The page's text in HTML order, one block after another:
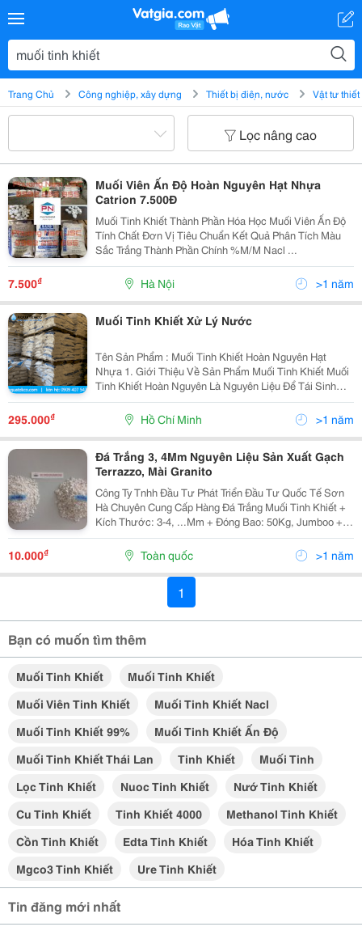
Trang Chủ Công nghiệp, xây dựng Thiết bị điện, nước Vật tư
Lọc nâng cao
Muối Viên Ấn Độ Hoàn Nguyên Hạt Nhựa
Catrion 7.500Đ
Muối Tinh Khiết Thành Phần Hóa Học Muối Viên Ấn Độ
Tính Chất Đơn Vị Tiêu Chuẩn Kết Quả Phân Tích Màu
Sắc Trắng Thành Phần Chính %M/M Nacl ...
7.500₫ Hà Nội >1 năm
Muối Tinh Khiết Xử Lý Nước
Tên Sản Phẩm : Muối Tinh Khiết Hoàn Nguyên Hạt
Nhựa 1. Giới Thiệu Về Sản Phẩm Muối Tinh Khiết Muối
Tinh Khiết Hoàn Nguyên Là Nguyên Liệu Để Tái Sinh
Khả Năng Trao Đổi Ion Của Hạt Nhựa Làm Mềm Nước.
Muối Được Sử Dụng Dạng Viên Nén Và Được Sản Xu
295.000₫ Hồ Chí Minh >1 năm
Đá Trắng 3, 4Mm Nguyên Liệu Sản Xuất Gạch
Terrazzo, Mài Granito
Công Ty Tnhh Đầu Tư Phát Triển Đầu Tư Quốc Tế Sơn
Hà Chuyên Cung Cấp Hàng Đá Trắng Muối Tinh Khiết +
Kích Thước: 3-4, ...Mm + Đóng Bao: 50Kg, Jumboo +
Vận Chuyển Toàn Quốc Ứng Dụng: Sản Xuất Gạch
Terrazzo, Mài Granito + Bê Tông Đá Rửa +...
10.000₫ Toàn quốc >1 năm
1
Bạn có muốn tìm thêm
Muối Tinh Khiết
Muối Tinh Khiết
Muối Viên Tinh Khiết
Muối Tinh Khiết Nacl
Muối Tinh Khiết 99%
Muối Tinh Khiết Ấn Độ
Muối Tinh Khiết Thái Lan
Tinh Khiết
Muối Tinh
Lọc Tinh Khiết
Nuoc Tinh Khiết
Nướ Tinh Khiết
Cu Tinh Khiết
Tinh Khiết 4000
Methanol Tinh Khiết
Cồn Tinh Khiết
Edta Tinh Khiết
Hóa Tinh Khiết
Mgco3 Tinh Khiết
Ure Tinh Khiết
Tin đăng mới nhất